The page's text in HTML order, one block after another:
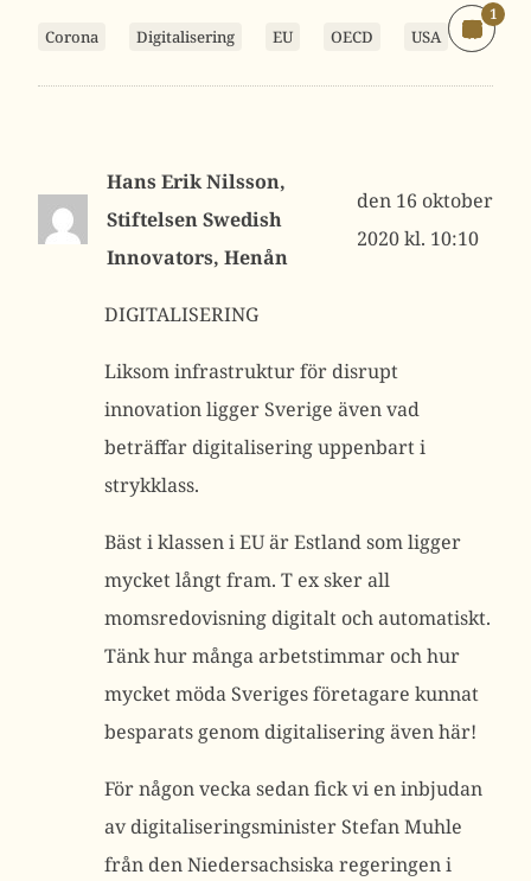
Corona Digitalisering EU OECD USA
1
Hans Erik Nilsson,
Stiftelsen Swedish
Innovators, Henån
16 oktober
2020 kl. 10:10
DIGITALISERING
Liksom infrastruktur för disrupt
innovation ligger Sverige även vad
beträffar digitalisering uppenbart i
strykklass.
Bäst i klassen i EU är Estland som ligger
mycket långt fram. T ex sker all
momsredovisning digitalt och automatiskt.
Tänk hur många arbetstimmar och hur
mycket möda Sveriges företagare kunnat
besparats genom digitalisering även här!
För någon vecka sedan fick vi en inbjudan
av digitaliseringsminister Stefan Muhle
från den Niedersachsiska regeringen i